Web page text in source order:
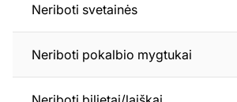
Neriboti svetainės
Neriboti pokalbio mygtukai